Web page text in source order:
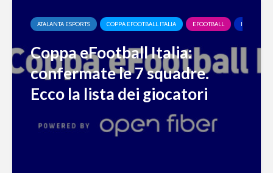
ATALANTA ESPORTS COPPA EFOOTBALL ITALIA EFOOTBALL INTER
Coppa eFootball Italia:
confermate le 7 squadre.
Ecco la lista dei giocatori